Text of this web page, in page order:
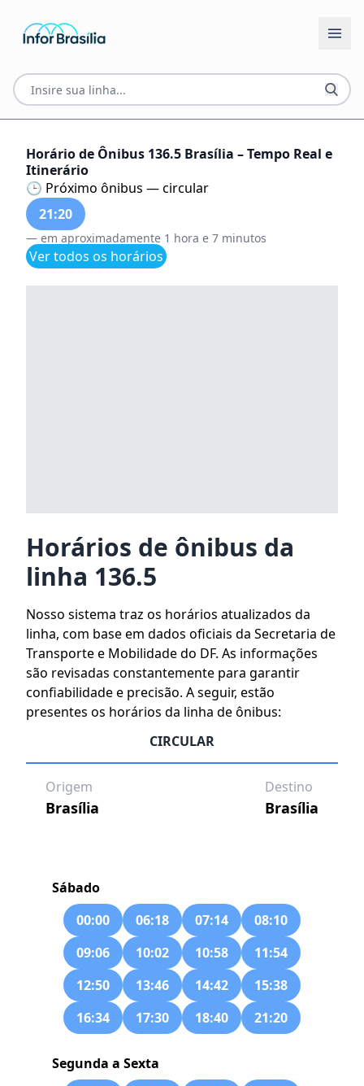
Horário de Ônibus 136.5 Brasília – Tempo Real e
Itinerário
🕒 Próximo ônibus — circular
21:20
— em aproximadamente 1 hora e 7 minutos
Ver todos os horários
Horários de ônibus da
linha 136.5
Nosso sistema traz os horários atualizados da
linha, com base em dados oficiais da Secretaria de
Transporte e Mobilidade do DF. As informações
são revisadas constantemente para garantir
confiabilidade e precisão. A seguir, estão
presentes os horários da linha de ônibus:
CIRCULAR
Origem
Brasília
Destino
Brasília
Sábado
00:00
06:18 07:14
08:10
09:06
10:02 10:58
11:54
12:50
13:46 14:42
15:38
16:34
17:30 18:40 21:20
Segunda a Sexta